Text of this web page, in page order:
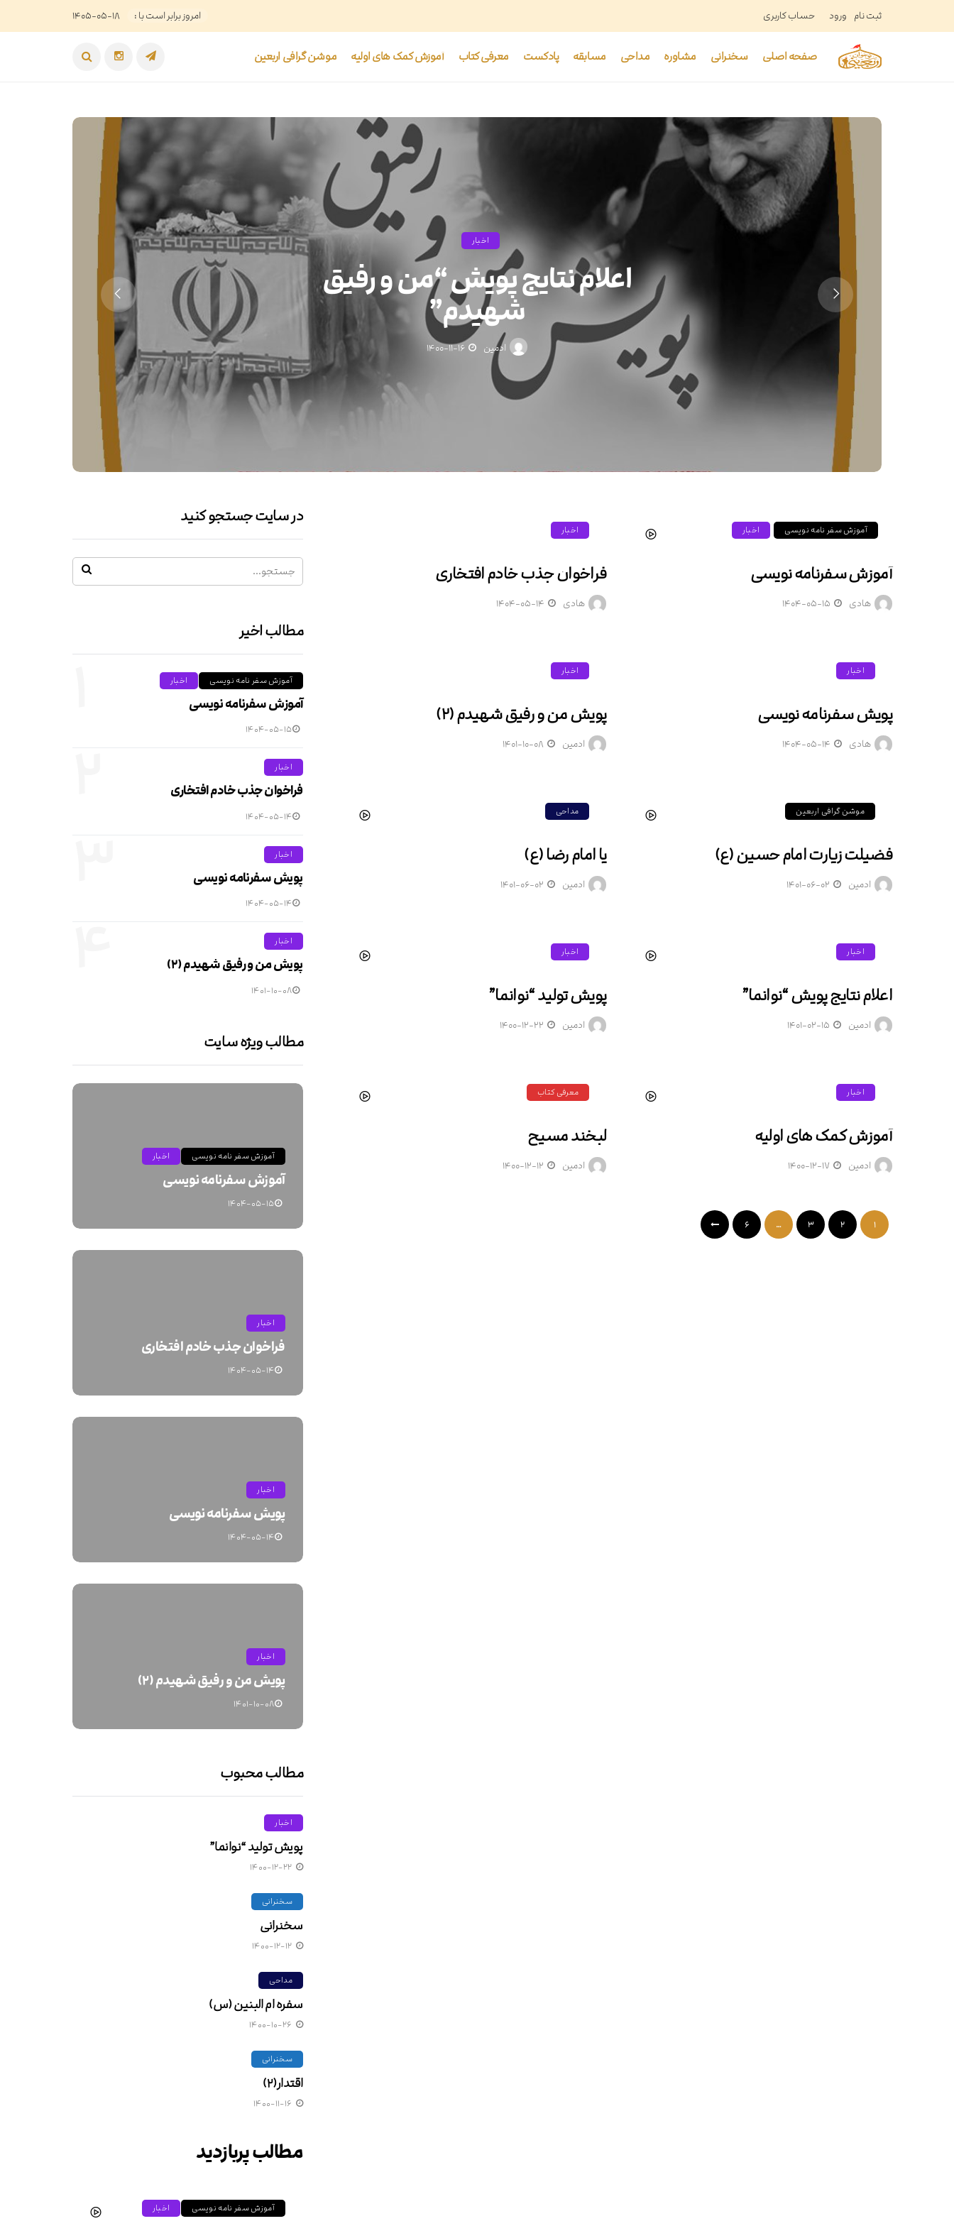
ثبت نام ورود حساب کاربری امروز برابر است با : ۱۴۰۵-۰۵-۱۸
صفحه اصلی سخنرانی مشاوره مداحی مسابقه پادکست معرفی کتاب آموزش کمک های اولیه موشن گرافی اربعین
پادکست
مرد میدان
ادمین
آموزش سفر نامه نویسی اخبار
آموزش سفرنامه نویسی
هادی ۱۴۰۴-۰۵-۱۵
اخبار
فراخوان جذب خادم افتخاری
هادی ۱۴۰۴-۰۵-۱۴
اخبار
پویش سفرنامه نویسی
هادی ۱۴۰۴-۰۵-۱۴
اخبار
پویش من و رفیق شهیدم (۲)
ادمین ۱۴۰۱-۱۰-۰۸
موشن گرافی اربعین
فضیلت زیارت امام حسین (ع)
ادمین ۱۴۰۱-۰۶-۰۲
مداحی
یا امام رضا (ع)
ادمین ۱۴۰۱-۰۶-۰۲
اخبار
اعلام نتایج پویش “نوانما”
ادمین ۱۴۰۱-۰۲-۱۵
اخبار
پویش تولید “نوانما”
ادمین ۱۴۰۰-۱۲-۲۲
اخبار
آموزش کمک های اولیه
ادمین ۱۴۰۰-۱۲-۱۷
معرفی کتاب
لبخند مسیح
ادمین ۱۴۰۰-۱۲-۱۲
۱ ۲ ۳ … ۶
در سایت جستجو کنید
مطالب اخیر
آموزش سفر نامه نویسی اخبار
آموزش سفرنامه نویسی
۱۴۰۴-۰۵-۱۵
اخبار
فراخوان جذب خادم افتخاری
۱۴۰۴-۰۵-۱۴
اخبار
پویش سفرنامه نویسی
۱۴۰۴-۰۵-۱۴
اخبار
پویش من و رفیق شهیدم (۲)
۱۴۰۱-۱۰-۰۸
مطالب ویژه سایت
آموزش سفر نامه نویسی اخبار
آموزش سفرنامه نویسی
۱۴۰۴-۰۵-۱۵
اخبار
فراخوان جذب خادم افتخاری
۱۴۰۴-۰۵-۱۴
اخبار
پویش سفرنامه نویسی
۱۴۰۴-۰۵-۱۴
اخبار
پویش من و رفیق شهیدم (۲)
۱۴۰۱-۱۰-۰۸
مطالب محبوب
اخبار
پویش تولید “نوانما”
۱۴۰۰-۱۲-۲۲
سخنرانی
سخنرانی
۱۴۰۰-۱۲-۱۲
مداحی
سفره ام البنین (س)
۱۴۰۰-۱۰-۲۶
سخنرانی
اقتدار(۲)
۱۴۰۰-۱۱-۱۶
مطالب پربازدید
آموزش سفر نامه نویسی اخبار